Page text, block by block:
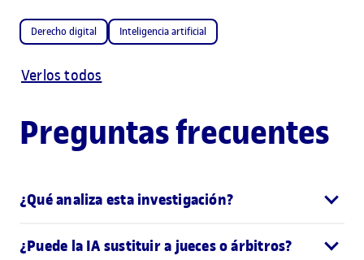
Derecho digital Inteligencia artificial
Verlos todos
Preguntas frecuentes
¿Qué analiza esta investigación?
¿Puede la IA sustituir a jueces o árbitros?